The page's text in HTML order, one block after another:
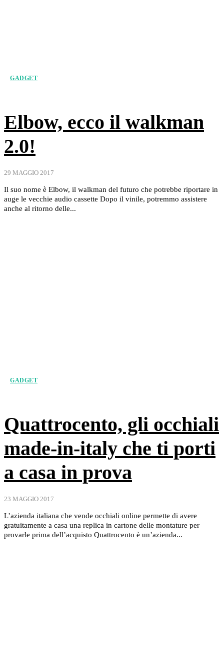
GADGET
Elbow, ecco il walkman
2.0!
29 MAGGIO 2017
Il suo nome è Elbow, il walkman del futuro che potrebbe riportare in
auge le vecchie audio cassette Dopo il vinile, potremmo assistere
anche al ritorno delle...
GADGET
Quattrocento, gli occhiali
made-in-italy che ti porti
a casa in prova
23 MAGGIO 2017
L’azienda italiana che vende occhiali online permette di avere
gratuitamente a casa una replica in cartone delle montature per
provarle prima dell’acquisto Quattrocento è un’azienda...